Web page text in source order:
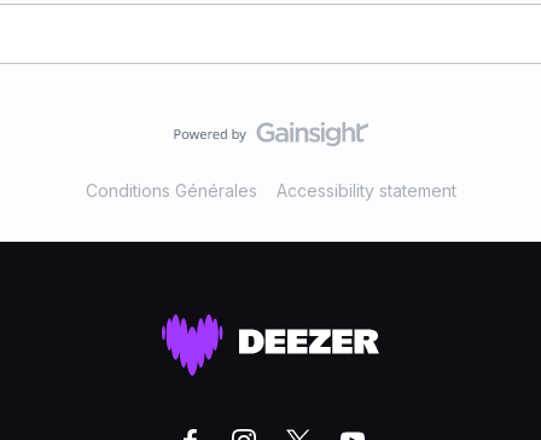
Conditions Générales Accessibility statement